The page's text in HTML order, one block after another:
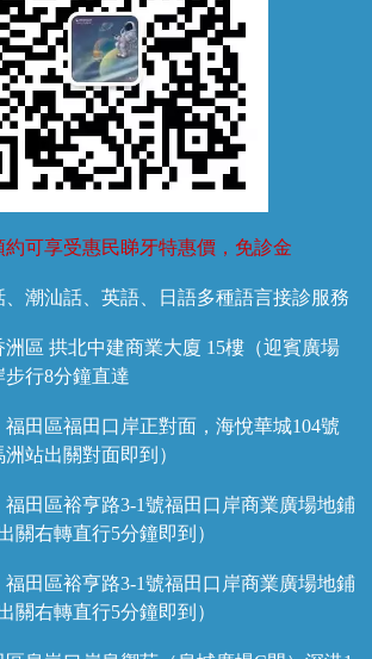
可享受惠民睇牙特惠價，免診金
潮汕話、英語、日語多種語言接診服務
區 拱北中建商業大廈 15樓（迎賓廣場
行8分鐘直達
田區福田口岸正對面，海悅華城104號
站出關對面即到）
田區裕亨路3-1號福田口岸商業廣場地鋪
關右轉直行5分鐘即到）
田區裕亨路3-1號福田口岸商業廣場地鋪
關右轉直行5分鐘即到）